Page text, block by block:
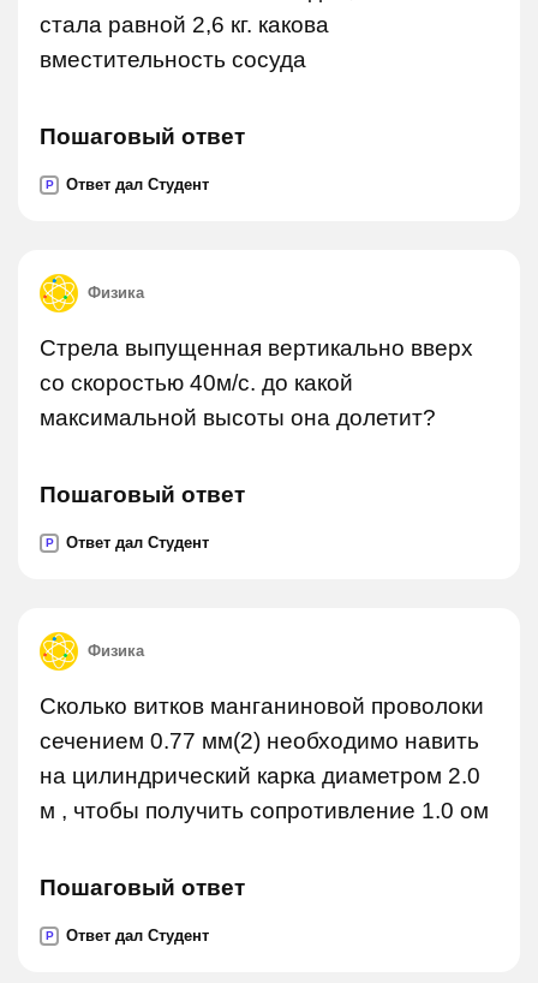
стала равной 2,6 кг. какова
вместительность сосуда
Пошаговый ответ
P Ответ дал Студент
Физика
Стрела выпущенная вертикально вверх
со скоростью 40м/с. до какой
максимальной высоты она долетит?
Пошаговый ответ
P Ответ дал Студент
Физика
Сколько витков манганиновой проволоки
сечением 0.77 мм(2) необходимо навить
на цилиндрический карка диаметром 2.0
м , чтобы получить сопротивление 1.0 ом
Пошаговый ответ
P Ответ дал Студент